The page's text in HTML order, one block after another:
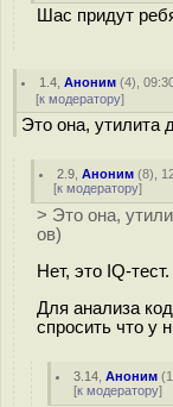
Шас придут
1.4 ,Аноним (4),
[к модератору]
Это она, утилита
2.9 ,Аноним (8),
[к модератору]
> Это она,
ов)
Нет, это IQ-тест.
Для анализа
спросить что у
3.14 ,Аноним (
[к модератору]